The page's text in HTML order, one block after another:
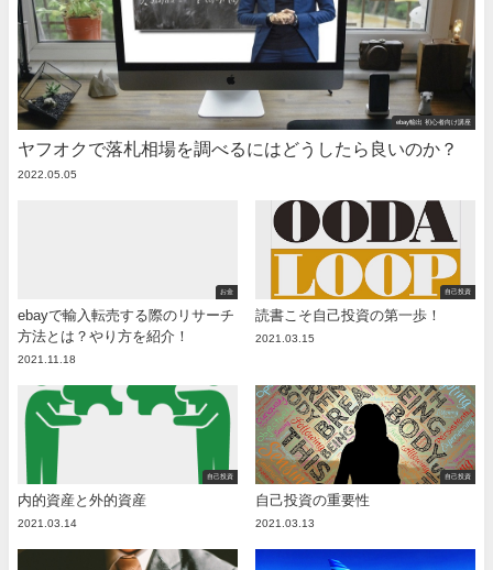
ebay輸出 初心者向け講座
ヤフオクで落札相場を調べるにはどうしたら良いのか？
2022.05.05
お金
ebayで輸入転売する際のリサーチ
方法とは？やり方を紹介！
2021.11.18
自己投資
読書こそ自己投資の第一歩！
2021.03.15
自己投資
内的資産と外的資産
2021.03.14
自己投資
自己投資の重要性
2021.03.13